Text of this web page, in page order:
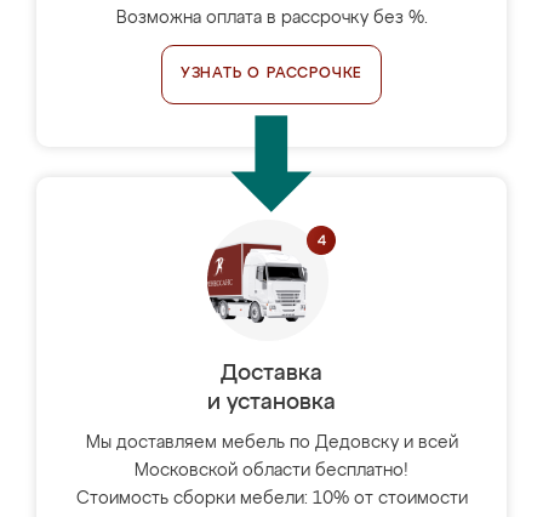
Возможна оплата в рассрочку без %.
УЗНАТЬ О РАССРОЧКЕ
Доставка
и установка
Мы доставляем мебель по Дедовску и всей
Московской области бесплатно!
Стоимость сборки мебели: 10% от стоимости